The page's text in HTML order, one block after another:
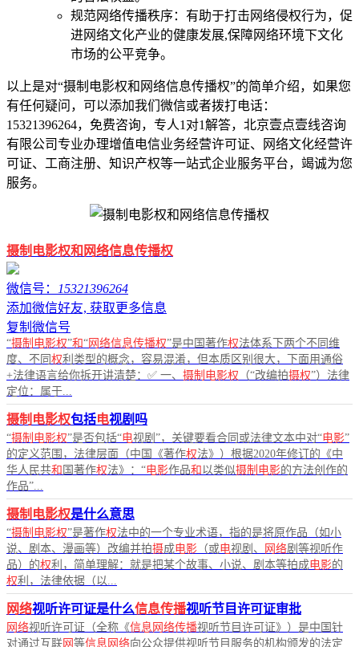
规范网络传播秩序：有助于打击网络侵权行为，促
进网络文化产业的健康发展,保障网络环境下文化
市场的公平竞争。
以上是对“摄制电影权和网络信息传播权”的简单介绍，如果您
有任何疑问，可以添加我们微信或者拨打电话：
15321396264，免费咨询，专人1对1解答，北京壹点壹线咨询
有限公司专业办理增值电信业务经营许可证、网络文化经营许
可证、工商注册、知识产权等一站式企业服务平台，竭诚为您
服务。
摄制电影权和网络信息传播权
微信号： 15321396264
添加微信好友, 获取更多信息
复制微信号
“摄制电影权”和“网络信息传播权”是中国著作权法体系下两个不同维
度、不同 权利类型的概念，容易混淆，但本质区别很大，下面用通俗
+法律语言给你拆开讲清楚：✅ 一、 摄制电影权 （“改编拍摄权”）法律
定位：属于...
摄制电影权包括电视剧吗
“摄制电影权”是否包括“电视剧”，关键要看合同或法律文本中对“电影”
的定义范围，法律层面（中国《著作权法》）根据2020年修订的《中
华人民共和 国著作权法》：“电影作品和 以类似摄制电影的方法创作的
作品”...
摄制电影权是什么意思
“摄制电影权”是著作权法中的一个专业术语，指的是将原作品（如小
说、剧本、漫画等）改编并拍摄成电影 （或电视剧、 网络剧等视听作
品）的权利，简单理解：就是把某个故事、小说、剧本等拍成电影的
权利，法律依据（以...
网络视听许可证是什么信息传播视听节目许可证审批
网络视听许可证（全称《信息网络传播视听节目许可证》）是中国针
对通过互联网 等信息网络向公众提供视听节目服务的机构颁发的法定